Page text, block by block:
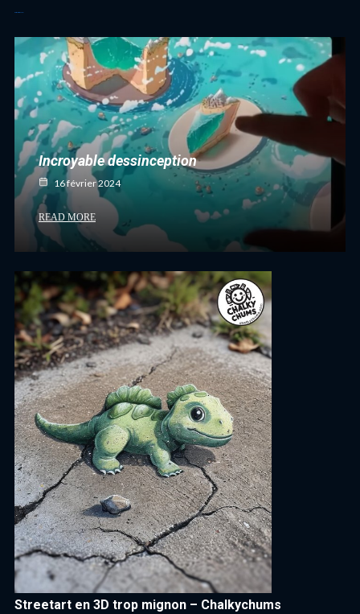
Incroyable dessinception
16 février 2024
READ MORE
Streetart en 3D trop mignon – Chalkychums